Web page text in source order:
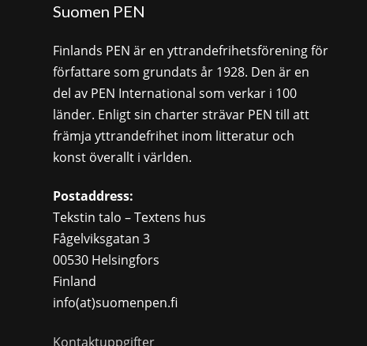
Suomen PEN
Finlands PEN är en yttrandefrihetsförening för
författare som grundats år 1928. Den är en
del av PEN International som verkar i 100
länder. Enligt sin charter strävar PEN till att
främja yttrandefrihet inom litteratur och
konst överallt i världen.
Postaddress:
Tekstin talo – Textens hus
Fågelviksgatan 3
00530 Helsingfors
Finland
info(at)suomenpen.fi
Kontaktuppgifter